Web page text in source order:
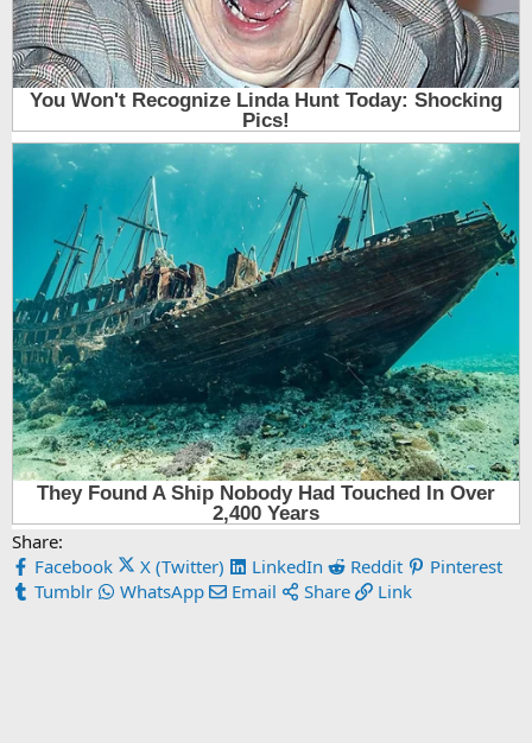
Share:
Facebook
X (Twitter) LinkedIn Reddit
Pinterest
Tumblr
WhatsApp Email Share Link